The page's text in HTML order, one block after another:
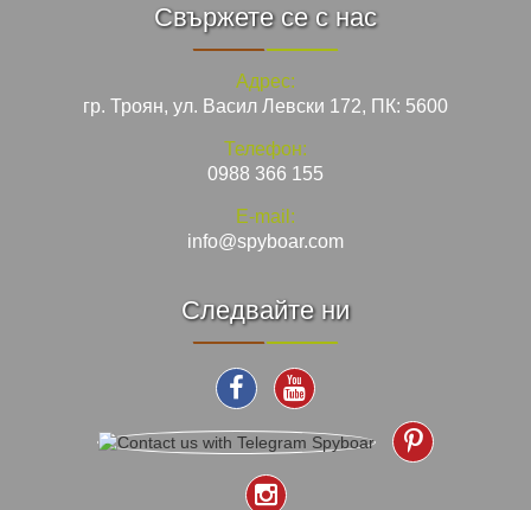
Свържете се с нас
Адрес:
гр. Троян, ул. Васил Левски 172, ПК: 5600
Телефон:
0988 366 155
E-mail:
info@spyboar.com
Следвайте ни